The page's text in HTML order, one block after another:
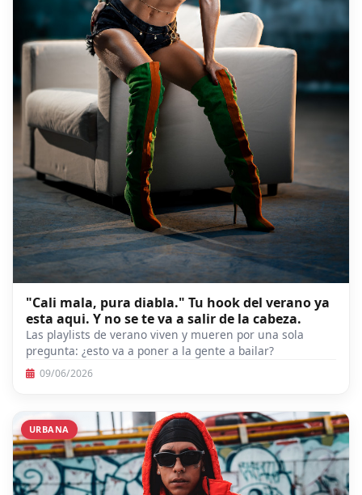
"Cali mala, pura diabla." Tu hook del verano ya
esta aqui. Y no se te va a salir de la cabeza.
Las playlists de verano viven y mueren por una sola
pregunta: ¿esto va a poner a la gente a bailar?
09/06/2026
URBANA